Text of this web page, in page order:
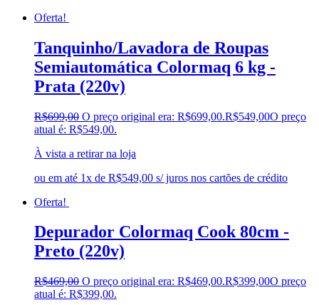
Oferta!
Tanquinho/Lavadora de Roupas
Semiautomática Colormaq 6 kg -
Prata (220v)
R$699,00 O preço original era: R$699,00.R$549,00O preço
atual é: R$549,00.
À vista a retirar na loja
ou em até 1x de R$549,00 s/ juros nos cartões de crédito
Oferta!
Depurador Colormaq Cook 80cm -
Preto (220v)
R$469,00 O preço original era: R$469,00.R$399,00O preço
atual é: R$399,00.